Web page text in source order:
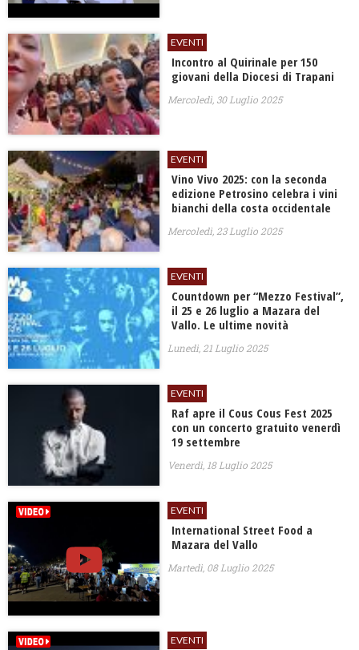
EVENTI
​Incontro al Quirinale per 150
giovani della Diocesi di Trapani
Mercoledì, 30 Luglio 2025
EVENTI
Vino Vivo 2025: con la seconda
edizione Petrosino celebra i vini
bianchi della costa occidentale
Mercoledì, 23 Luglio 2025
EVENTI
Countdown per “Mezzo Festival”,
il 25 e 26 luglio a Mazara del
Vallo. Le ultime novità
Lunedì, 21 Luglio 2025
EVENTI
Raf apre il Cous Cous Fest 2025
con un concerto gratuito venerdì
19 settembre
Venerdì, 18 Luglio 2025
EVENTI
International Street Food a
Mazara del Vallo
Martedì, 08 Luglio 2025
EVENTI